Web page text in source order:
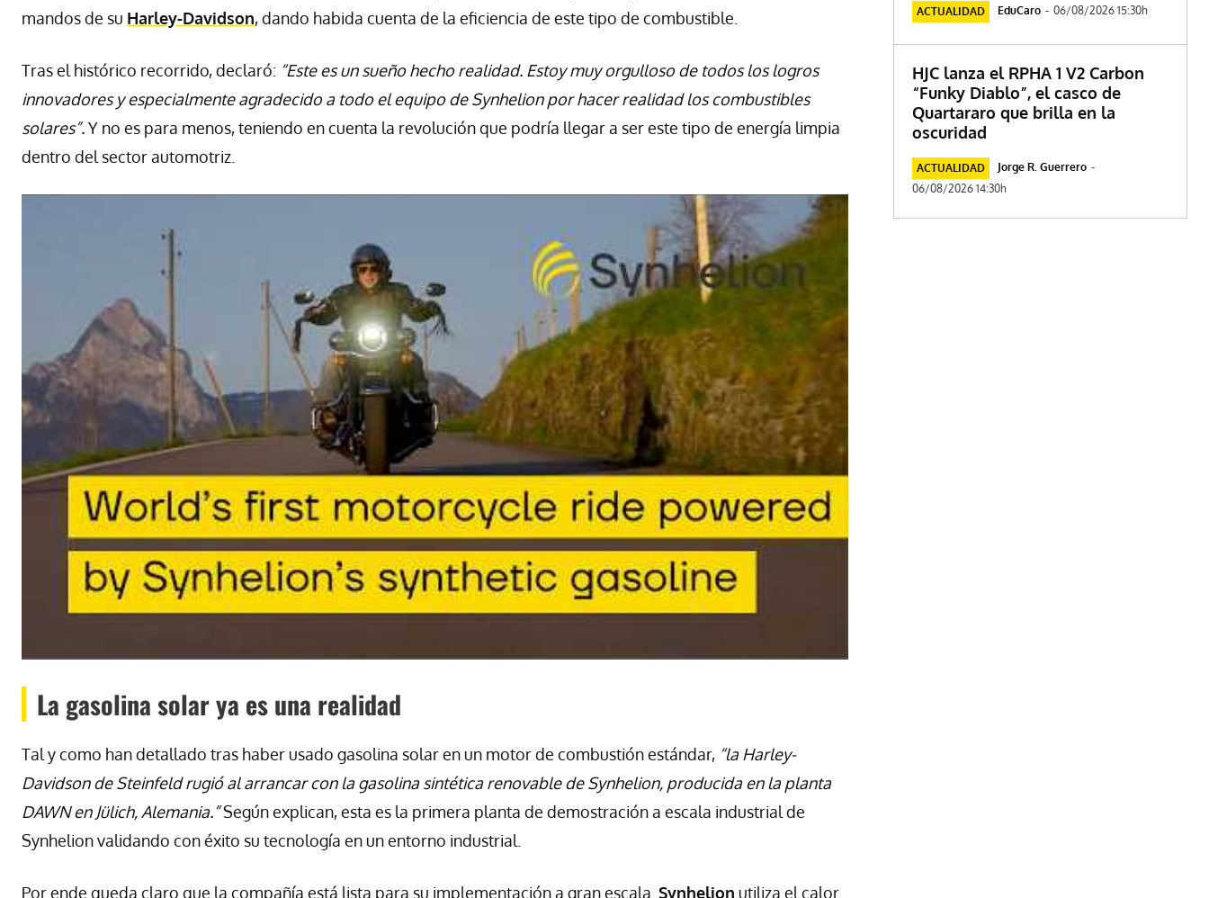
mandos de su Harley-Davidson, dando habida cuenta de la eficiencia de este tipo de combustible.
Tras el histórico recorrido, declaró: “Este es un sueño hecho realidad. Estoy muy orgulloso de todos los logros
innovadores y especialmente agradecido a todo el equipo de Synhelion por hacer realidad los combustibles
solares”.Y no es para menos, teniendo en cuenta la revolución que podría llegar a ser este tipo de energía limpia
dentro del sector automotriz.
La gasolina solar ya es una realidad
Tal y como han detallado tras haber usado gasolina solar en un motor de combustión estándar, “la Harley-
Davidson de Steinfeld rugió al arrancar con la gasolina sintética renovable de Synhelion, producida en la planta
DAWN en Jülich, Alemania.”Según explican, esta es la primera planta de demostración a escala industrial de
Synhelion validando con éxito su tecnología en un entorno industrial.
Por ende queda claro que la compañía está lista para su implementación a gran escala. Synhelion utiliza el calor
ACTUALIDAD EduCaro - 06/08/2026 15:30h
HJC lanza el RPHA 1 V2 Carbon
“Funky Diablo”, el casco de
Quartararo que brilla en la
oscuridad
ACTUALIDAD Jorge R. Guerrero -
06/08/2026 14:30h